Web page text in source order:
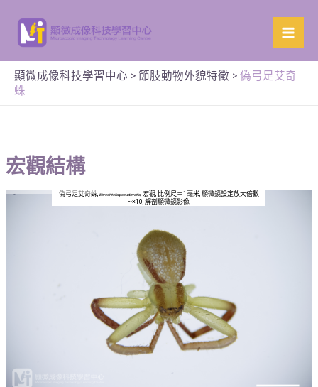
顯微成像科技學習中心 > 節肢動物外貌特徵 > 偽弓足艾奇
蛛
宏觀結構
偽弓足艾奇蛛, Ebrechtella pseudovatia, 宏觀, 比例尺＝1毫米, 顯微鏡設定放大倍數
~×10, 解剖顯微鏡影像